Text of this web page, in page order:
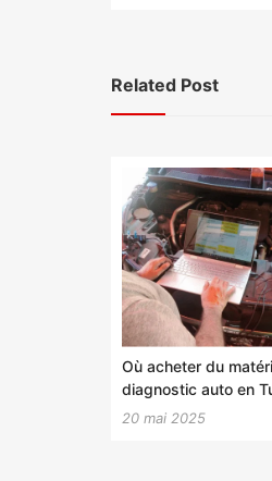
Related Post
Où acheter du
diagnostic auto en
20 mai 2025